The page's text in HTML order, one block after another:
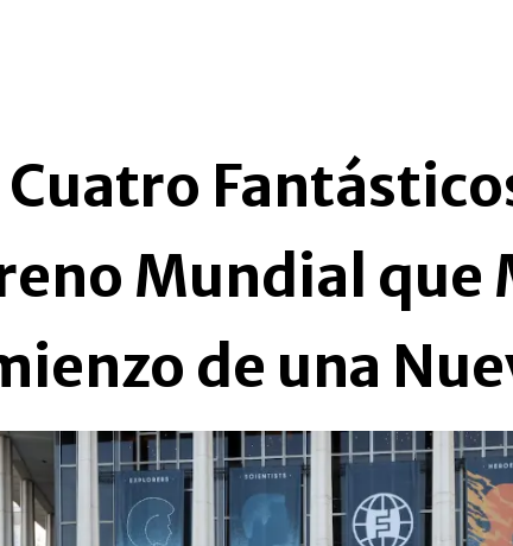
Cuatro
Mundial que
de una